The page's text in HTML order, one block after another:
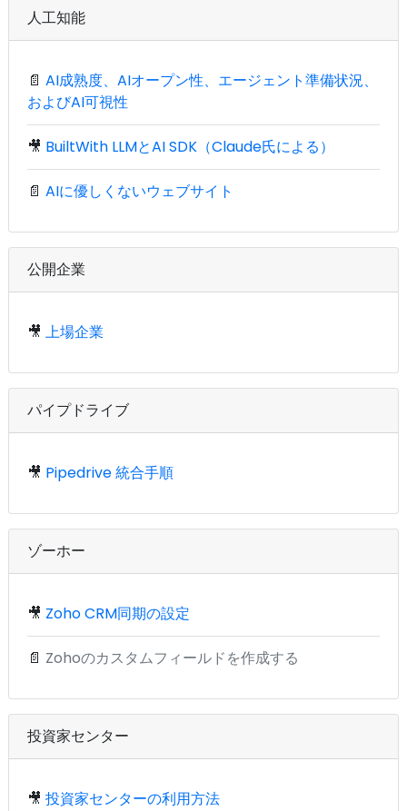
人工知能
📄 AI成熟度、AIオープン性、エージェント準備状況、
およびAI可視性
🎥 BuiltWith LLMとAI SDK（Claude氏による）
📄 AIに優しくないウェブサイト
公開企業
🎥 上場企業
パイプドライブ
🎥 Pipedrive 統合手順
ゾーホー
🎥 Zoho CRM同期の設定
📄 Zohoのカスタムフィールドを作成する
投資家センター
🎥 投資家センターの利用方法